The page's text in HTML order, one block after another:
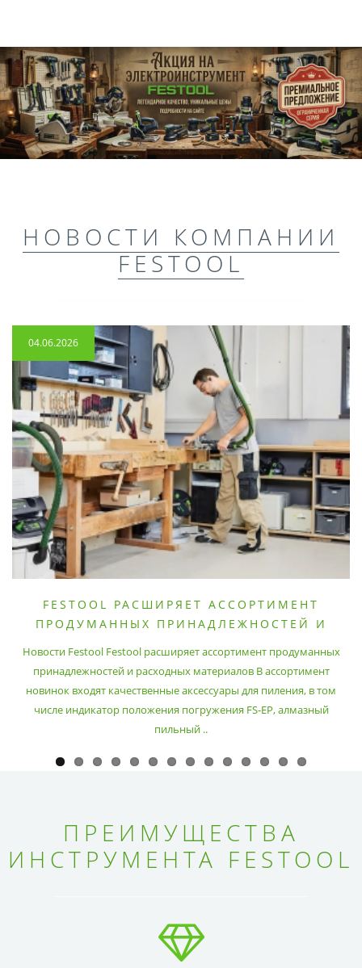
НОВОСТИ КОМПАНИИ
FESTOOL
04.06.2026
FESTOOL РАСШИРЯЕТ АССОРТИМЕНТ
ПРОДУМАННЫХ ПРИНАДЛЕЖНОСТЕЙ И
Новости Festool Festool расширяет ассортимент продуманных
принадлежностей и расходных материалов В ассортимент
новинок входят качественные аксессуары для пиления, в том
числе индикатор положения погружения FS-EP, алмазный
пильный ..
ПРЕИМУЩЕСТВА
ИНСТРУМЕНТА FESTOOL